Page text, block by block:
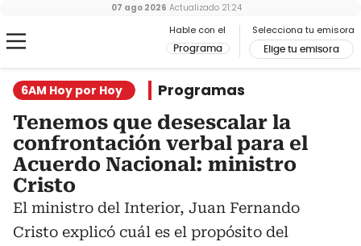
Hable con el
Programa
Selecciona tu emisora
Elige tu emisora
07 ago 2026 Actualizado 21:24
6AM Hoy por Hoy Programas
Tenemos que desescalar la
confrontación verbal para el
Acuerdo Nacional: ministro
Cristo
El ministro del Interior, Juan Fernando
Cristo explicó cuál es el propósito del